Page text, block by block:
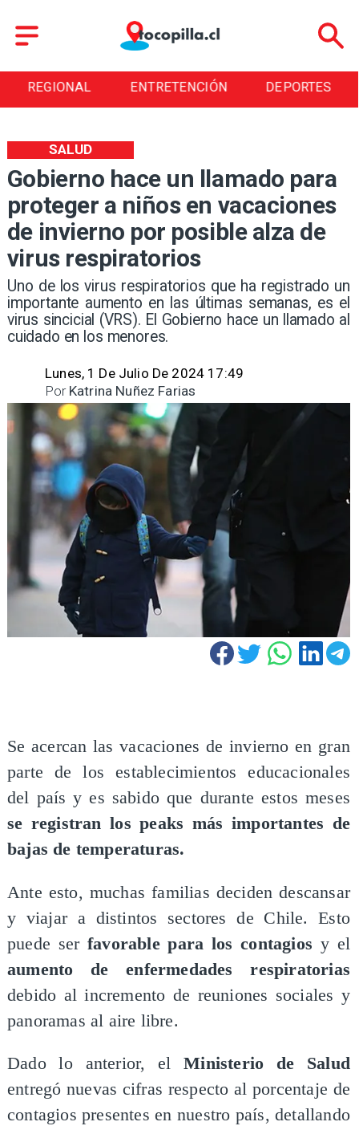
REGIONAL ENTRETENCIÓN DEPORTES
Gobierno hace un llamado para
proteger a niños en vacaciones
de invierno por posible alza de
virus respiratorios
Uno de los virus respiratorios que ha registrado un
importante aumento en las últimas semanas, es el
virus sincicial (VRS). El Gobierno hace un llamado al
cuidado en los menores.
SALUD
Lunes, 1 De Julio De 2024 17:49
Katrina Nuñez Farias
Por
Se acercan las vacaciones de invierno en gran
parte de los establecimientos educacionales
del país y es sabido que durante estos meses
se registran los peaks más importantes de
bajas de temperaturas.
Ante esto, muchas familias deciden descansar
y viajar a distintos sectores de Chile. Esto
puede ser favorable para los contagios y el
aumento de enfermedades respiratorias
debido al incremento de reuniones sociales y
panoramas al aire libre.
Dado lo anterior, elMinisterio de Salud
entregó nuevas cifras respecto al porcentaje de
contagios presentes en nuestro país, detallando